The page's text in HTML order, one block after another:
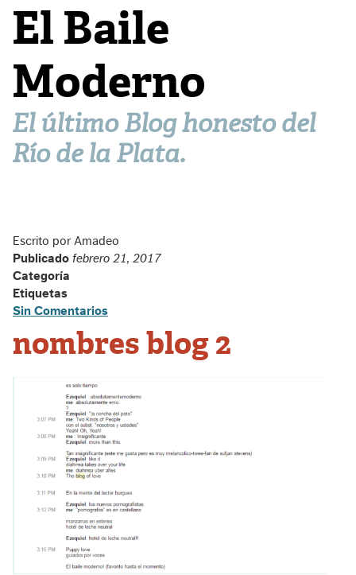
El Baile
Moderno
El último Blog honesto del
Río de la Plata.
Escrito por Amadeo
Publicado febrero 21, 2017
Categoría
Etiquetas
Sin Comentarios
nombres blog 2